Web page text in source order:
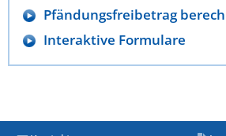
Pfändungsfreibetrag
Interaktive Formulare